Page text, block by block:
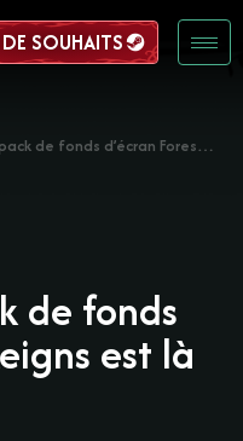
SOUHAITS
Le nouveau pack de fonds d’écran Forest Reigns est là !
de fonds
est là